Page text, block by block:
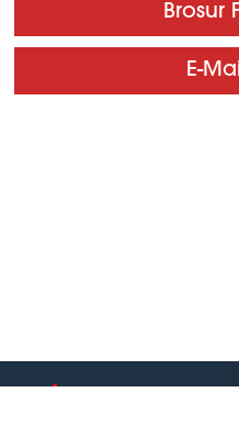
Brosur
E-